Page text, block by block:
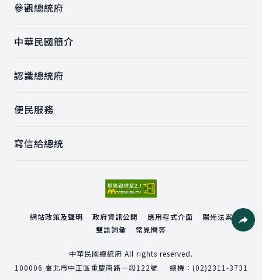
參觀總統府
中華民國簡介
認識總統府
便民服務
寫信給總統
網站政策及聲明 政府資訊公開 應用程式介面
陽光法案
雙語詞彙
常見問答
中華民國總統府 All rights reserved.
100006 臺北市中正區重慶南路一段122號 總機： (02)2311-3731